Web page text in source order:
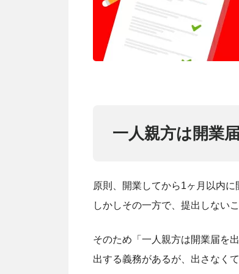
一人親方は開業
原則、開業してから1ヶ月以内に
しかしその一方で、提出しない
そのため「一人親方は開業届を
出する義務があるが、出さなく